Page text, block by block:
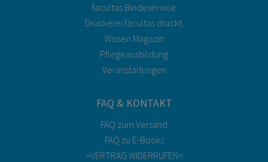
facultas Bindeservice
Druckerei facultas druckt.
Wissen Magazin
Pflegeausbildung
Veranstaltungen
FAQ & KONTAKT
FAQ zum Versand
FAQ zu E-Books
>VERTRAG WIDERRUFEN<